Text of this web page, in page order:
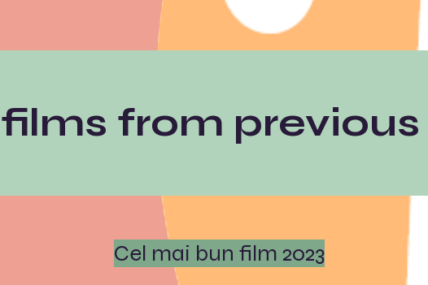
from previous
Cel mai bun film 2023